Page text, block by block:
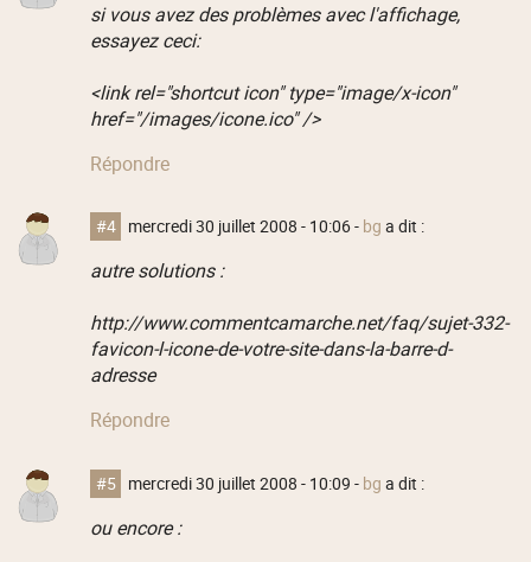
si vous avez des problèmes avec l'affichage,
essayez ceci:
<link rel="shortcut icon" type="image/x-icon"
href="/images/icone.ico" />
Répondre
#4 mercredi 30 juillet 2008 - 10:06- bg a dit :
autre solutions :
http://www.commentcamarche.net/faq/sujet-332-
favicon-l-icone-de-votre-site-dans-la-barre-d-
adresse
Répondre
#5 mercredi 30 juillet 2008 - 10:09 - bg a dit :
ou encore :